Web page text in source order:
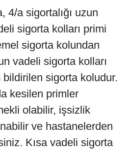
4/a sigortalığı uzun
sigorta kolları primi
sigorta kolundan
vadeli sigorta kolları
sigorta koludur.
kesilen primler
olabilir, işsizlik
ve hastanelerden
Kısa vadeli sigorta